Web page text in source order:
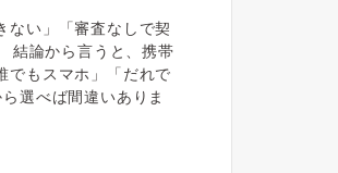
ない」「審査なしで契
結論から言うと、携帯
でもスマホ」「だれで
選べば間違いありま